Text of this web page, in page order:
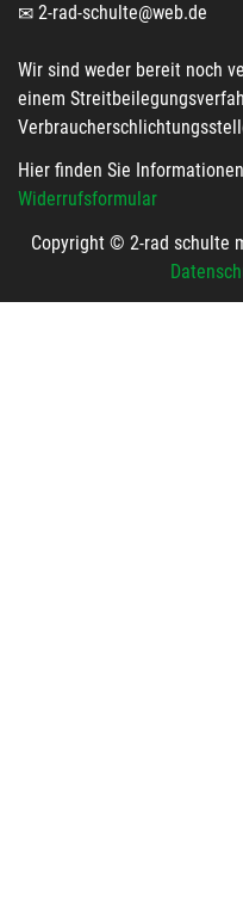
2-rad-schulte@web.de
Wir sind weder bereit noch
einem
Hier finden Sie
Widerrufsformular
Copyright © 2-rad schulte